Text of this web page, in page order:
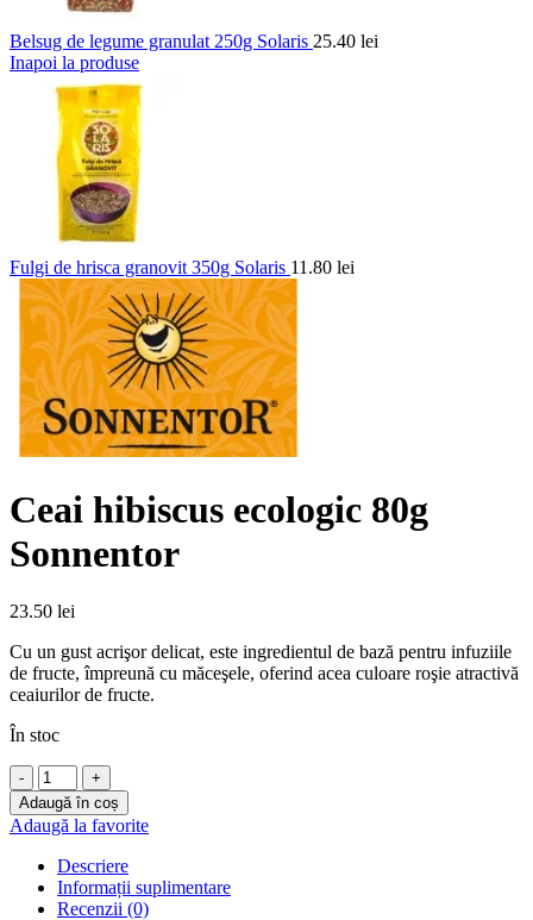
Belsug de legume granulat 250g Solaris 25.40 lei
Inapoi la produse
Fulgi de hrisca granovit 350g Solaris 11.80 lei
Ceai hibiscus ecologic 80g
Sonnentor
23.50 lei
Cu un gust acrişor delicat, este ingredientul de bază pentru infuziile
de fructe, împreună cu măceşele, oferind acea culoare roşie atractivă
ceaiurilor de fructe.
În stoc
Cantitate
Ceai
hibiscus
ecologic
80g
Sonnentor
Adaugă în coș
Adaugă la favorite
Descriere
Informații suplimentare
Recenzii (0)